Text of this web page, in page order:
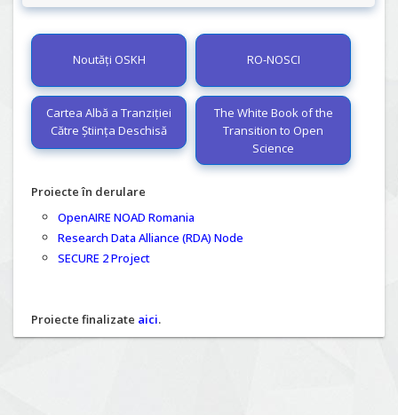
Noutăți OSKH RO-NOSCI
Cartea Albă a Tranziției
Către Știința Deschisă
The White Book of the
Transition to Open
Science
Proiecte în derulare
OpenAIRE NOAD Romania
Research Data Alliance (RDA) Node
SECURE 2 Project
Proiecte finalizate aici.